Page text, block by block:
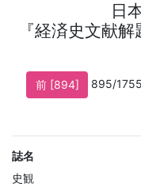
日
『経済史文献
前 [894] 895/1755
誌名
史観